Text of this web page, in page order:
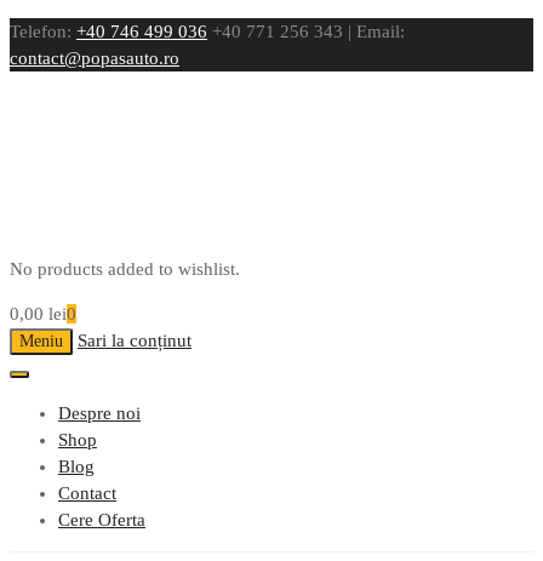
Telefon: +40 746 499 036 +40 771 256 343 | Email:
contact@popasauto.ro
No products added to wishlist.
0,00 lei0
Meniu Sari la conținut
Despre noi
Shop
Blog
Contact
Cere Oferta